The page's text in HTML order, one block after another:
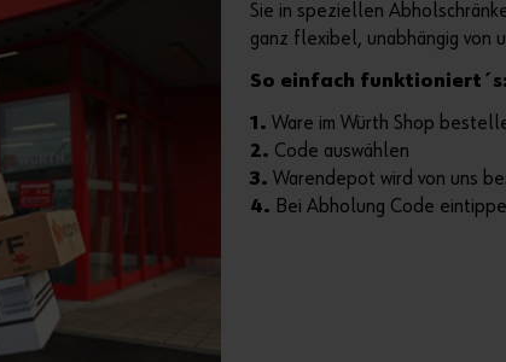
Sie in speziellen
ganz flexibel, unabhängig von
So einfach
1. Ware im Würth Shop
2. Code auswählen
3. Warendepot wird von uns
4. Bei Abholung Code